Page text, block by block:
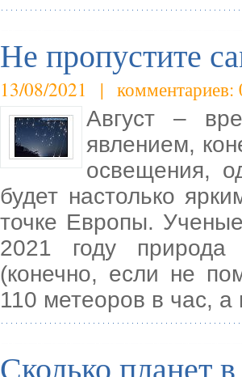
Не пропустите
13/08/2021 | комментариев:
Август –
явлением,
освещения,
будет настолько
точке Европы.
2021 году
(конечно, если не
110 метеоров в час, а
Сколько планет